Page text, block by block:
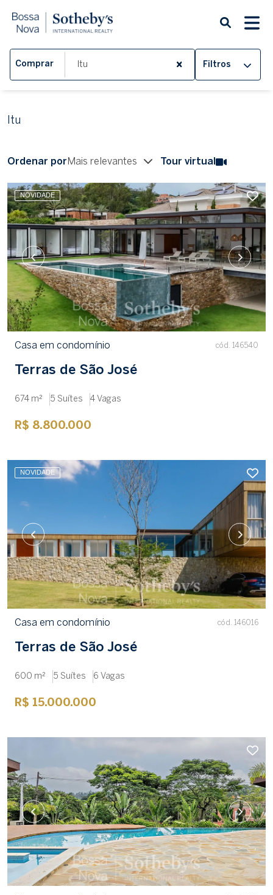
Comprar Filtros
Itu
Ordenar por Mais relevantes Tour virtual
NOVIDADE
Casa em condomínio cód. 146540
Terras de São José
674 m² 5 Suítes 4 Vagas
R$ 8.800.000
NOVIDADE
Casa em condomínio cód. 146016
Terras de São José
600 m² 5 Suítes 6 Vagas
R$ 15.000.000